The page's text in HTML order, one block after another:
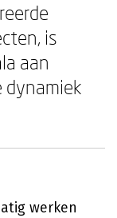
is
aan
dynamiek
werken